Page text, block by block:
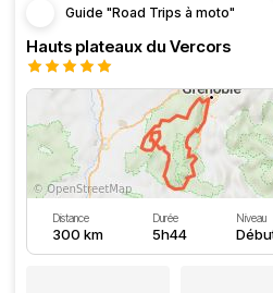
Guide "Road Trips à moto"
Hauts plateaux du Vercors
Distance
300 km
Durée
5h44
Niveau